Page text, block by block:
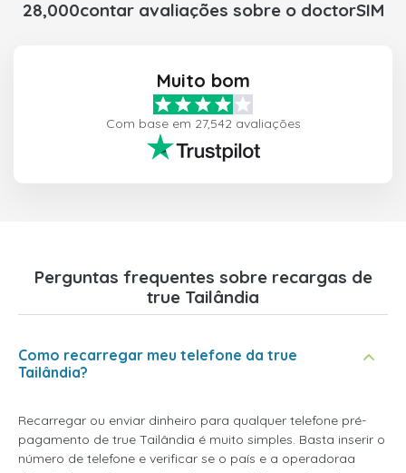
28,000contar avaliações sobre o doctorSIM
Muito bom
Com base em 27,542 avaliações
Perguntas frequentes sobre recargas de
true Tailândia
Como recarregar meu telefone da true
Tailândia?
Recarregar ou enviar dinheiro para qualquer telefone pré-
pagamento de true Tailândia é muito simples. Basta inserir o
número de telefone e verificar se o país e a operadoraa